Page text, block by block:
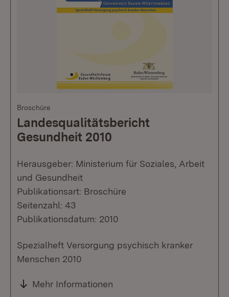
Broschüre
Landesqualitätsbericht
Gesundheit 2010
Herausgeber: Ministerium für Soziales, Arbeit
und Gesundheit
Publikationsart: Broschüre
Seitenzahl: 43
Publikationsdatum: 2010
Spezialheft Versorgung psychisch kranker
Menschen 2010
Mehr Informationen